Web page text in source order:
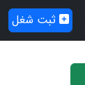
ثبت شغل